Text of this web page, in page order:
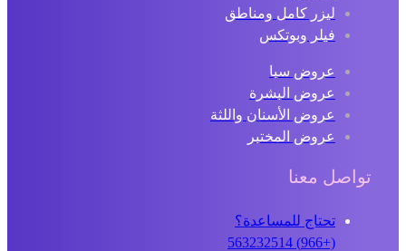
ليزر كامل ومناطق
فيلر وبوتكس
عروض سبا
عروض البشرة
عروض الأسنان واللثة
عروض المختبر
تواصل معنا
تحتاج للمساعدة؟